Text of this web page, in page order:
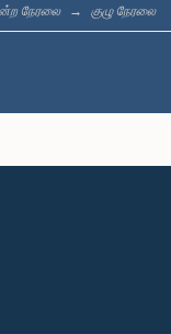
நேரலை குழு நேரலை